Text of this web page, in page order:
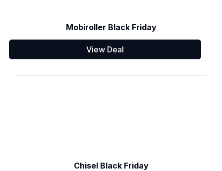
Mobiroller Black Friday
View Deal
Chisel Black Friday